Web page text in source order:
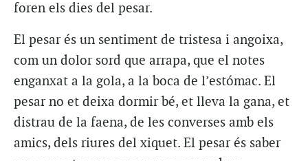
foren els dies del pesar.
El pesar és un sentiment de tristesa i angoixa,
com un dolor sord que arrapa, que el notes
enganxat a la gola, a la boca de l’estómac. El
pesar no et deixa dormir bé, et lleva la gana, et
distrau de la faena, de les converses amb els
amics, dels riures del xiquet. El pesar és saber